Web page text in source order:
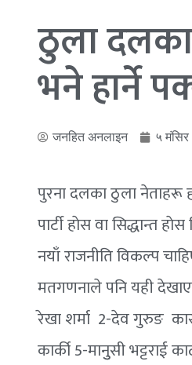
ठुला दलका
भने हार्ने
जनहित अनलाइन ५
पुरना दलका ठुला नेताहरू
पार्टी हाेस वा सिद्धान्त
नयाँ राजनीति विकल्प
मतगणनाले पनि यही
रेखा शर्मा 2-देव गुरुङ
कार्की 5-मानुुसी भट्टराई